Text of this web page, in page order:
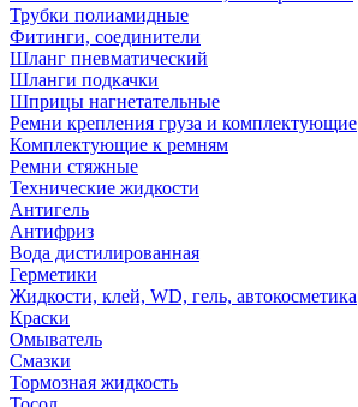
Трубки полиамидные
Фитинги, соединители
Шланг пневматический
Шланги подкачки
Шприцы нагнетательные
Ремни крепления груза и комплектующие
Комплектующие к ремням
Ремни стяжные
Технические жидкости
Антигель
Антифриз
Вода дистилированная
Герметики
Жидкости, клей, WD, гель, автокосметика
Краски
Омыватель
Смазки
Тормозная жидкость